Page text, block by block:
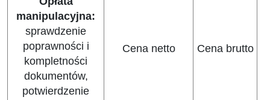
manipulacyjna:
sprawdzenie
poprawności i
kompletności
dokumentów,
potwierdzenie
Cena netto Cena brutto